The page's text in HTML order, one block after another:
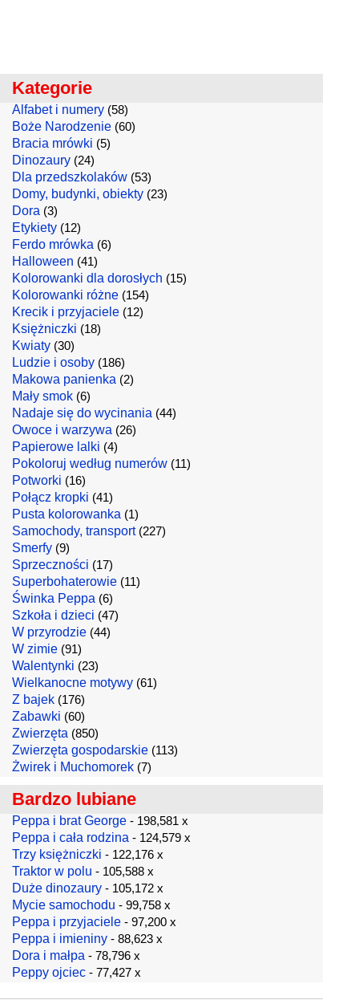
Kategorie
Alfabet i numery (58)
Boże Narodzenie (60)
Bracia mrówki (5)
Dinozaury (24)
Dla przedszkolaków (53)
Domy, budynki, obiekty (23)
Dora (3)
Etykiety (12)
Ferdo mrówka (6)
Halloween (41)
Kolorowanki dla dorosłych (15)
Kolorowanki różne (154)
Krecik i przyjaciele (12)
Księżniczki (18)
Kwiaty (30)
Ludzie i osoby (186)
Makowa panienka (2)
Mały smok (6)
Nadaje się do wycinania (44)
Owoce i warzywa (26)
Papierowe lalki (4)
Pokoloruj według numerów (11)
Potworki (16)
Połącz kropki (41)
Pusta kolorowanka (1)
Samochody, transport(227)
Smerfy (9)
Sprzeczności (17)
Superbohaterowie (11)
Świnka Peppa (6)
Szkoła i dzieci (47)
W przyrodzie (44)
W zimie (91)
Walentynki (23)
Wielkanocne motywy (61)
Z bajek (176)
Zabawki (60)
Zwierzęta (850)
Zwierzęta gospodarskie (113)
Żwirek i Muchomorek (7)
Bardzo lubiane
Peppa i brat George - 198,581 x
Peppa i cała rodzina - 124,579 x
Trzy księżniczki - 122,176 x
Traktor w polu - 105,588 x
Duże dinozaury - 105,172 x
Mycie samochodu - 99,758 x
Peppa i przyjaciele - 97,200 x
Peppa i imieniny - 88,623 x
Dora i małpa - 78,796 x
Peppy ojciec - 77,427 x